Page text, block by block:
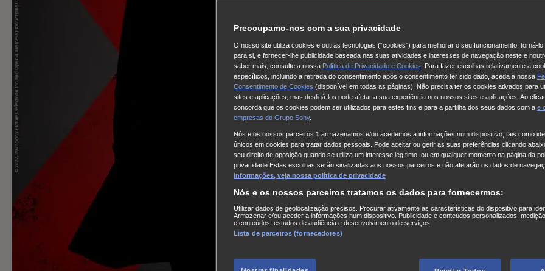
Preocupamo-nos com a sua privacidade
O nosso site utiliza cookies e outras tecnologias (“cookies”) para melhorar o seu funcionamento, torná-
para si, e fornecer-lhe publicidade baseada nas suas atividades e interesses de navegação neste e
saber mais, consulte a nossa Política de Privacidade e Cookies . Para fazer escolhas relativamente a
específicos, incluindo a retirada do consentimento após o consentimento ter sido dado, aceda à nossa
Consentimento de Cookies (disponível em todas as páginas). Não precisa ter os cookies ativados para
sites e aplicações, mas desligá-los pode afetar a sua experiência nos nossos sites e aplicações. Ao
concorda que os cookies podem ser utilizados para estes fins e para a partilha dos seus dados com a e
empresas do Grupo Sony.
Nós e os nossos parceiros 1 armazenamos e/ou acedemos a informações num dispositivo, tais como
únicos em cookies para tratar dados pessoais. Pode aceitar ou gerir as suas preferências clicando
seu direito de oposição quando se utiliza um interesse legítimo, ou em qualquer momento na página da
privacidade Estas escolhas serão sinalizadas aos nossos parceiros e não afetarão os dados de
informações, veja nossa política de privacidade
Nós e os nossos parceiros tratamos os dados para fornecermos:
Utilizar dados de geolocalização precisos. Procurar ativamente as características do dispositivo para
Armazenar e/ou aceder a informações num dispositivo. Publicidade e conteúdos personalizados,
e conteúdos, estudos de audiência e desenvolvimento de serviços.
Lista de parceiros (fornecedores)